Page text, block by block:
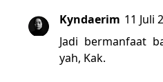
Kyndaerim 11 Juli
Jadi bermanfaat
yah, Kak.